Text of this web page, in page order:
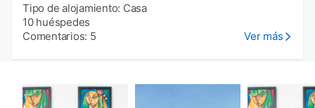
Tipo de alojamiento: Casa
10 huéspedes
Comentarios: 5
Ver más